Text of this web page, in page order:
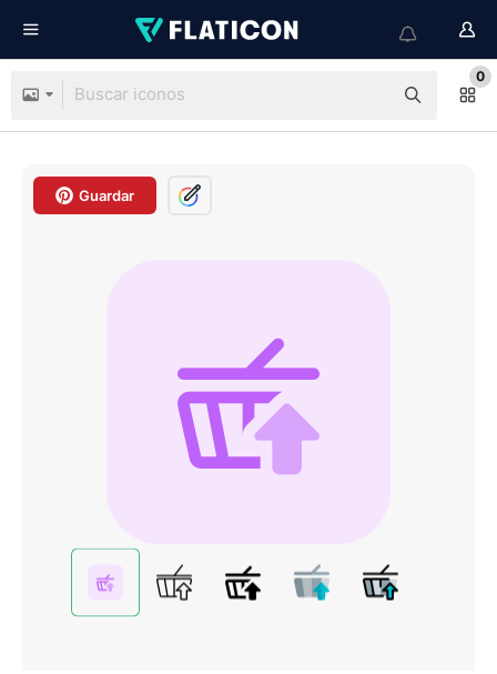
0
Guardar